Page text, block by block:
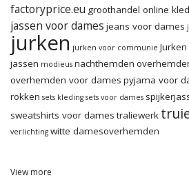
factoryprice.eu groothandel online
jassen voor dames jeans voor dames
jurken jurken voor communie
jassen modieus nachthemden
overhemden voor dames pyjama voor
rokken sets kleding sets voor dames
sweatshirts voor dames traliewerk
verlichting witte damesoverhemden
View more